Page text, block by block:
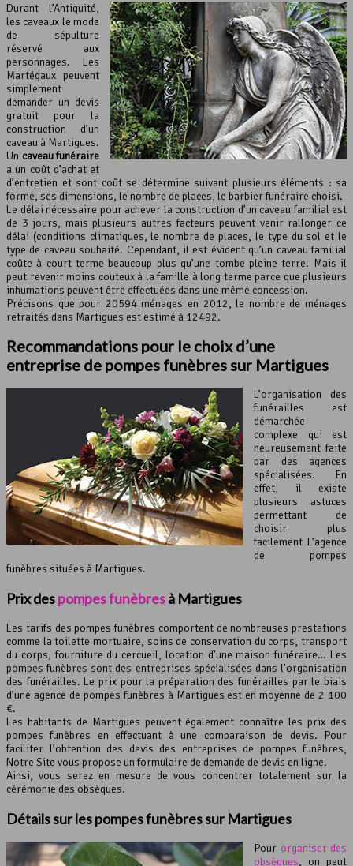
Durant l’Antiquité,
les caveaux le mode
de sépulture
réservé aux
personnages. Les
Martégaux peuvent
simplement
demander un devis
gratuit pour la
construction d’un
caveau à Martigues.
Un caveau funéraire
a un coût d’achat et
d’entretien et sont coût se détermine suivant plusieurs éléments : sa
forme, ses dimensions, le nombre de places, le barbier funéraire choisi.
Le délai nécessaire pour achever la construction d’un caveau familial est
de 3 jours, mais plusieurs autres facteurs peuvent venir rallonger ce
délai (conditions climatiques, le nombre de places, le type du sol et le
type de caveau souhaité. Cependant, il est évident qu’un caveau familial
coûte à court terme beaucoup plus qu’une tombe pleine terre. Mais il
peut revenir moins couteux à la famille à long terme parce que plusieurs
inhumations peuvent être effectuées dans une même concession.
Précisons que pour 20594 ménages en 2012, le nombre de ménages
retraités dans Martigues est estimé à 12492.
Recommandations pour le choix d’une
entreprise de pompes funèbres sur Martigues
L’organisation des
funérailles est
démarchée
complexe qui est
heureusement faite
par des agences
spécialisées. En
effet, il existe
plusieurs astuces
permettant de
choisir plus
facilement L’agence
de pompes
funèbres situées à Martigues.
Prix despompes funèbresà Martigues
Les tarifs des pompes funèbres comportent de nombreuses prestations
comme la toilette mortuaire, soins de conservation du corps, transport
du corps, fourniture du cercueil, location d’une maison funéraire… Les
pompes funèbres sont des entreprises spécialisées dans l’organisation
des funérailles. Le prix pour la préparation des funérailles par le biais
d’une agence de pompes funèbres à Martigues est en moyenne de 2 100
€.
Les habitants de Martigues peuvent également connaître les prix des
pompes funèbres en effectuant à une comparaison de devis. Pour
faciliter l’obtention des devis des entreprises de pompes funèbres,
Notre Site vous propose un formulaire de demande de devis en ligne.
Ainsi, vous serez en mesure de vous concentrer totalement sur la
cérémonie des obsèques.
Détails sur lespompes funèbressur Martigues
Pour organiser des
obsèques, on peut